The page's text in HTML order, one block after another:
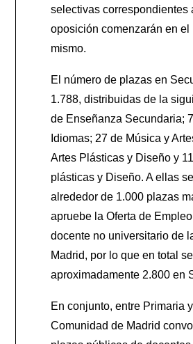
selectivas correspondientes
oposición comenzarán en
mismo.
El número de plazas en
1.788, distribuidas de la
de Enseñanza Secundaria;
Idiomas; 27 de Música y
Artes Plásticas y Diseño y
plásticas y Diseño. A ellas
alrededor de 1.000 plazas
apruebe la Oferta de
docente no universitario de
Madrid, por lo que en total
aproximadamente 2.800 en
En conjunto, entre Primaria
Comunidad de Madrid